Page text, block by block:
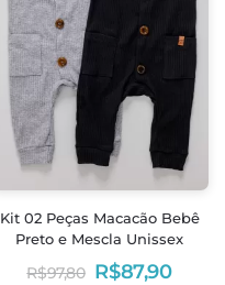
Kit 02 Peças Macacão Bebê
Preto e Mescla Unissex
R$97,80 R$87,90